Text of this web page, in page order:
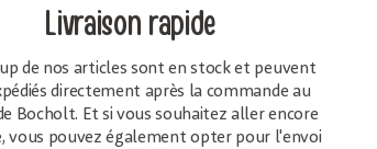
Livraison rapide
de nos articles sont en stock et peuvent
directement après la commande au
Bocholt. Et si vous souhaitez aller encore
vous pouvez également opter pour l'envoi